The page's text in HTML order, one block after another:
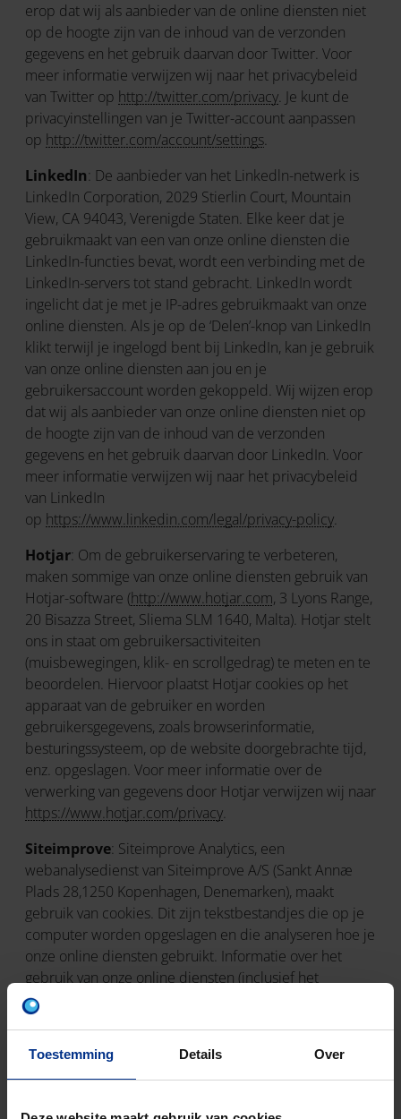
Toestemming Details Over
erop dat wij als aanbieder van de online diensten niet
op de hoogte zijn van de inhoud van de verzonden
gegevens en het gebruik daarvan door Twitter. Voor
meer informatie verwijzen wij naar het privacybeleid
van Twitter op http://twitter.com/privacy. Je kunt de
privacyinstellingen van je Twitter-account aanpassen
op http://twitter.com/account/settings.
LinkedIn: De aanbieder van het Linkedln-netwerk is
LinkedIn Corporation, 2029 Stierlin Court, Mountain
View, CA 94043, Verenigde Staten. Elke keer dat je
gebruikmaakt van een van onze online diensten die
LinkedIn-functies bevat, wordt een verbinding met de
LinkedIn-servers tot stand gebracht. LinkedIn wordt
ingelicht dat je met je IP-adres gebruikmaakt van onze
online diensten. Als je op de ‘Delen’-knop van LinkedIn
klikt terwijl je ingelogd bent bij LinkedIn, kan je gebruik
van onze online diensten aan jou en je
gebruikersaccount worden gekoppeld. Wij wijzen erop
dat wij als aanbieder van onze online diensten niet op
de hoogte zijn van de inhoud van de verzonden
gegevens en het gebruik daarvan door LinkedIn. Voor
meer informatie verwijzen wij naar het privacybeleid
van LinkedIn
op https://www.linkedin.com/legal/privacy-policy.
Hotjar: Om de gebruikerservaring te verbeteren,
maken sommige van onze online diensten gebruik van
Hotjar-software (http://www.hotjar.com, 3 Lyons Range,
20 Bisazza Street, Sliema SLM 1640, Malta). Hotjar stelt
ons in staat om gebruikersactiviteiten
(muisbewegingen, klik- en scrollgedrag) te meten en te
beoordelen. Hiervoor plaatst Hotjar cookies op het
apparaat van de gebruiker en worden
gebruikersgegevens, zoals browserinformatie,
besturingssysteem, op de website doorgebrachte tijd,
enz. opgeslagen. Voor meer informatie over de
verwerking van gegevens door Hotjar verwijzen wij naar
https://www.hotjar.com/privacy.
Siteimprove: Siteimprove Analytics, een
webanalysedienst van Siteimprove A/S (Sankt Annæ
Plads 28,1250 Kopenhagen, Denemarken), maakt
gebruik van cookies. Dit zijn tekstbestandjes die op je
computer worden opgeslagen en die analyseren hoe je
onze online diensten gebruikt. Informatie over het
gebruik van onze online diensten (inclusief het
versleutelde IP-adres van de gebruiker) die via cookies
wordt verzameld, wordt doorgestuurd naar een server
Siteimprove gebruikt dergelijke informatie om het
gebruik van online diensten te beoordelen en daarover